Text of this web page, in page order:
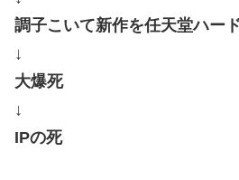
調子こいて新作を任天堂ハー
↓
大爆死
↓
IPの死